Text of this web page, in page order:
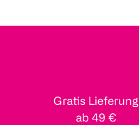
Gratis Lieferung
ab 49 €